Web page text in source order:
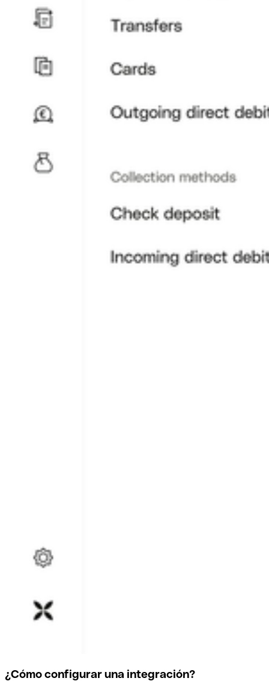
¿Cómo configurar una integración?